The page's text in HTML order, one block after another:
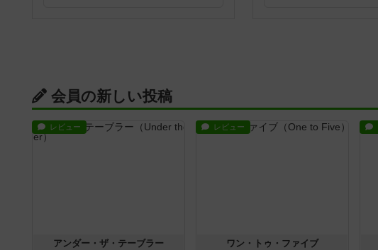
会員の新しい投稿
レビュー
アンダー・ザ・テーブラー
レビュー
ワン・トゥ・ファイブ